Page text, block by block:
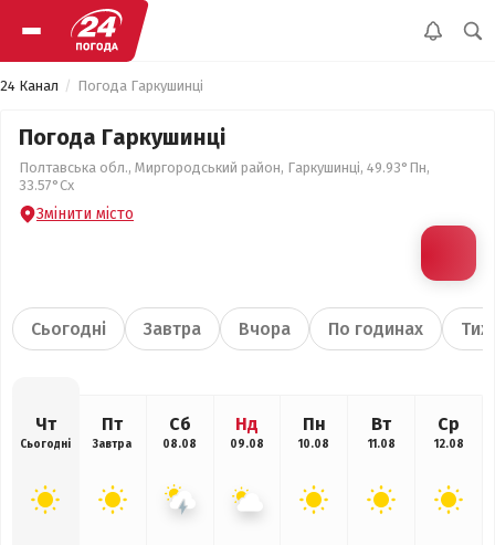
24 Канал Погода Гаркушинці
Погода Гаркушинці
Полтавська обл., Миргородський район, Гаркушинці, 49.93°Пн,
33.57°Сх
Змінити місто
Сьогодні Завтра Вчора По годинах
Чт
Сьогодні
Пт
Завтра
Сб
08.08
Нд
09.08
Пн
10.08
Вт
11.08
Ср
12.08